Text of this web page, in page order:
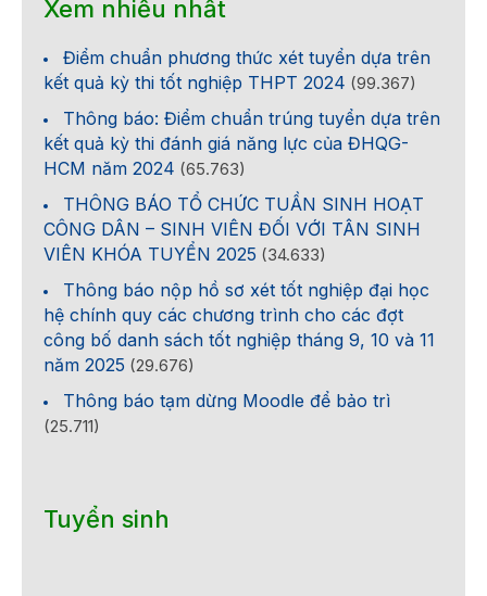
Xem nhiều nhất
Điểm chuẩn phương thức xét tuyển dựa trên
kết quả kỳ thi tốt nghiệp THPT 2024 (99.367)
Thông báo: Điểm chuẩn trúng tuyển dựa trên
kết quả kỳ thi đánh giá năng lực của ĐHQG-
HCM năm 2024 (65.763)
THÔNG BÁO TỔ CHỨC TUẦN SINH HOẠT
CÔNG DÂN – SINH VIÊN ĐỐI VỚI TÂN SINH
VIÊN KHÓA TUYỂN 2025 (34.633)
Thông báo nộp hồ sơ xét tốt nghiệp đại học
hệ chính quy các chương trình cho các đợt
công bố danh sách tốt nghiệp tháng 9, 10 và 11
năm 2025 (29.676)
Thông báo tạm dừng Moodle để bảo trì
(25.711)
Tuyển sinh